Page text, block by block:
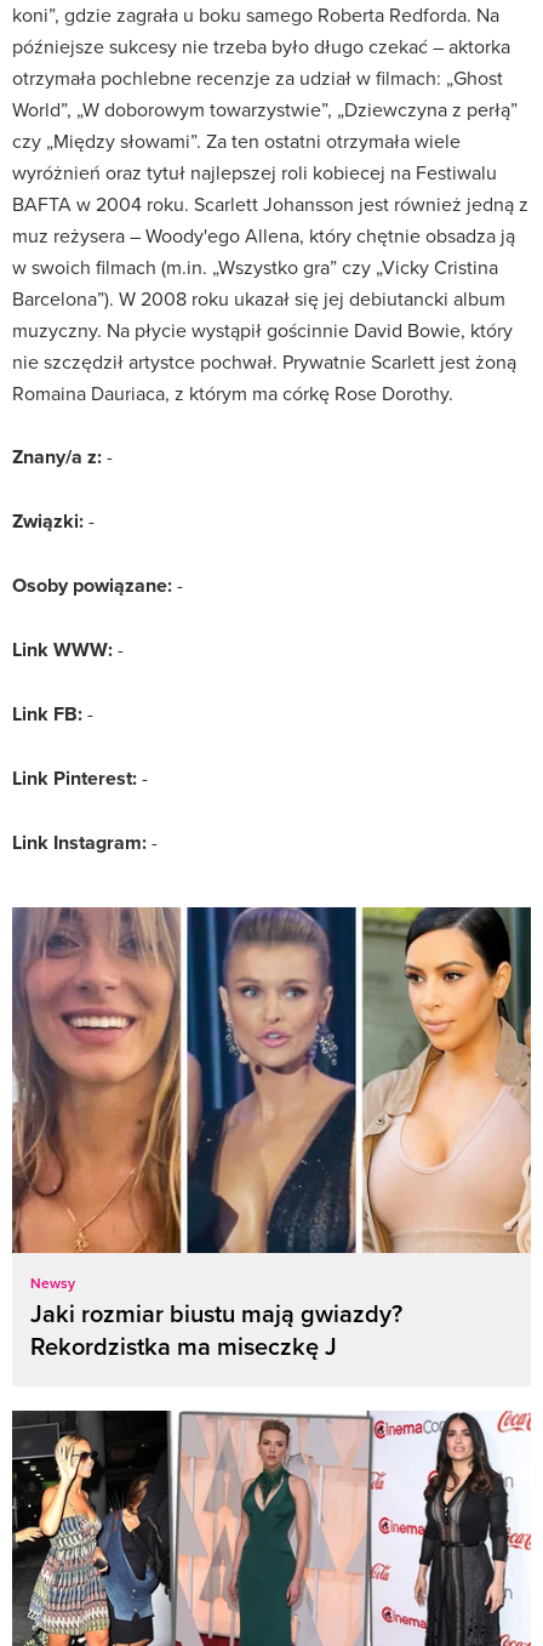
koni”, gdzie zagrała u boku samego Roberta Redforda. Na
późniejsze sukcesy nie trzeba było długo czekać – aktorka
otrzymała pochlebne recenzje za udział w filmach: „Ghost
World”, „W doborowym towarzystwie”, „Dziewczyna z perłą”
czy „Między słowami”. Za ten ostatni otrzymała wiele
wyróżnień oraz tytuł najlepszej roli kobiecej na Festiwalu
BAFTA w 2004 roku. Scarlett Johansson jest również jedną z
muz reżysera – Woody'ego Allena, który chętnie obsadza ją
w swoich filmach (m.in. „Wszystko gra” czy „Vicky Cristina
Barcelona”). W 2008 roku ukazał się jej debiutancki album
muzyczny. Na płycie wystąpił gościnnie David Bowie, który
nie szczędził artystce pochwał. Prywatnie Scarlett jest żoną
Romaina Dauriaca, z którym ma córkę Rose Dorothy.
Znany/a z:-
Związki:-
Osoby powiązane:-
Link WWW:-
Link FB:-
Link Pinterest:-
Link Instagram:-
Newsy
Jaki rozmiar biustu mają gwiazdy?
Rekordzistka ma miseczkę J